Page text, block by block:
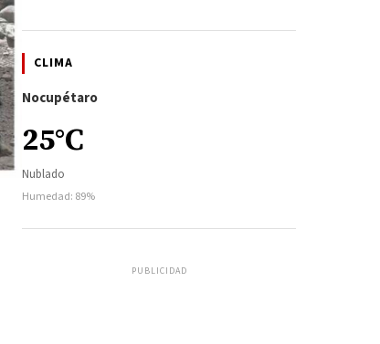
CLIMA
Nocupétaro
25°C
Nublado
Humedad: 89%
PUBLICIDAD